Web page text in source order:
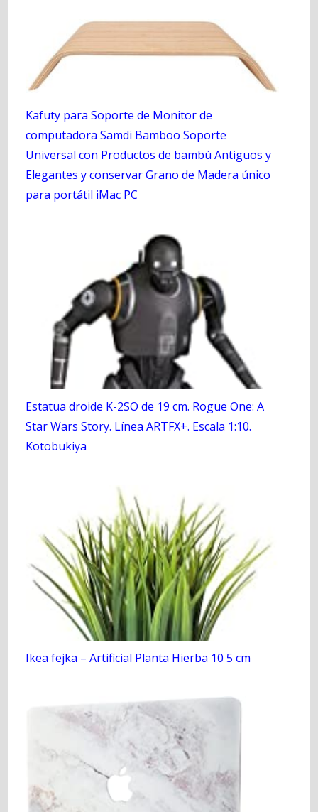
Kafuty para Soporte de Monitor de
computadora Samdi Bamboo Soporte
Universal con Productos de bambú Antiguos y
Elegantes y conservar Grano de Madera único
para portátil iMac PC
Estatua droide K-2SO de 19 cm. Rogue One: A
Star Wars Story. Línea ARTFX+. Escala 1:10.
Kotobukiya
Ikea fejka – Artificial Planta Hierba 10 5 cm